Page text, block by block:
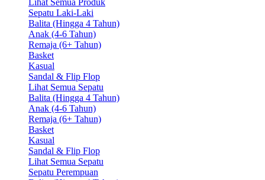
Sepatu Laki-Laki
Balita (Hingga 4 Tahun)
Anak (4-6 Tahun)
Remaja (6+ Tahun)
Basket
Kasual
Sandal & Flip Flop
Lihat Semua Sepatu
Balita (Hingga 4 Tahun)
Anak (4-6 Tahun)
Remaja (6+ Tahun)
Basket
Kasual
Sandal & Flip Flop
Lihat Semua Sepatu
Sepatu Perempuan